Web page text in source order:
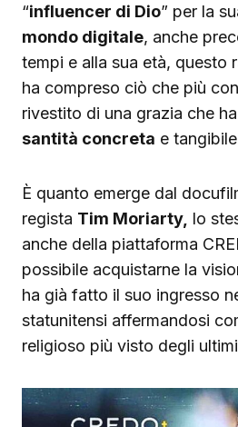
“influencer di Dio” per la
mondo digitale, anche
tempi e alla sua età, questo
ha compreso ciò che più
rivestito di una grazia che
santità concreta e
È quanto emerge dal
regista Tim Moriarty, lo
anche della piattaforma
possibile acquistarne la
ha già fatto il suo ingresso
statunitensi affermandosi
religioso più visto degli